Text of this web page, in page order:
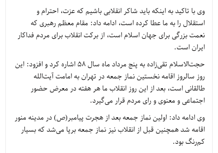
وی با تاکید به اینکه باید شاکر انقلابی باشیم که عزت، احترام و
استقلال را به ما عطا کرده است، ادامه داد: مقام معظم رهبری که
نعمت بزرگی برای جهان اسلام است، از برکت انقلاب برای مردم فداکار
ایران است.
حجت‌الاسلام تقی‌زاده به پنج مرداد ماه سال ۵۸ اشاره کرد و افزود: این
روز سالروز اقامه نخستین نماز جمعه در تهران به امامت آیت‌الله
طالقانی است، بعد از این روز انقلاب ما هر هفته در معرض حضور
اجتماعی و معنوی و رای مردم قرار می‌گیرد.
وی ادامه داد: اولین نماز جمعه بعد از هجرت پیامبر(ص) در مدینه منور
اقامه شد همچنین قبل از انقلاب نیز نماز جمعه برپا می‌شد که بسیار
کم‌رنگ بود.